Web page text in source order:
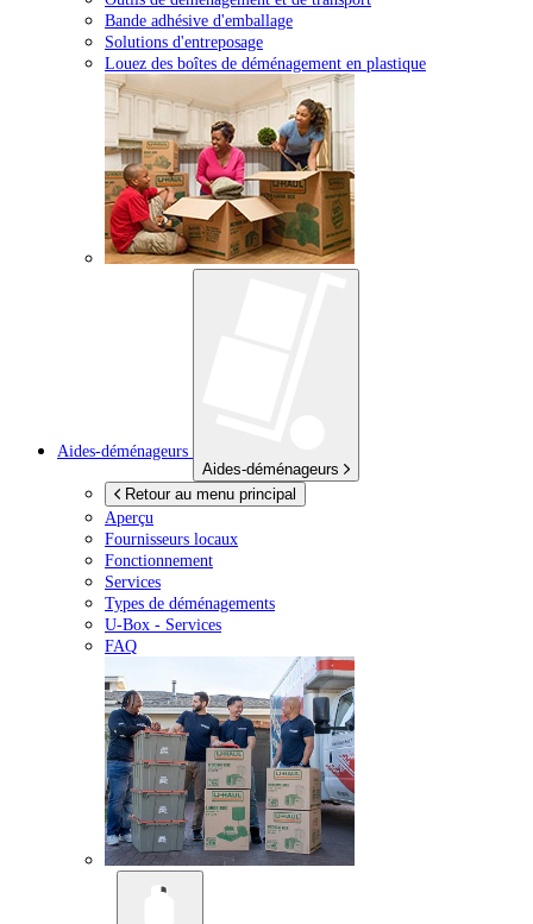
Bande adhésive d'emballage
Solutions d'entreposage
Louez des boîtes de déménagement en plastique
Aides-déménageurs
Aides-déménageurs
Retour au menu principal
Aperçu
Fournisseurs locaux
Fonctionnement
Services
Types de déménagements
U-Box - Services
FAQ